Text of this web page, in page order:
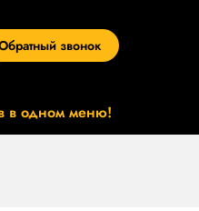
звонок
в одном меню!